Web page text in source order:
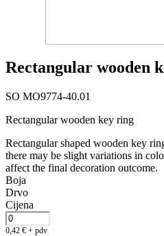
Rectangular wooden
SO MO9774-40.01
Rectangular wooden key ring
Rectangular shaped wooden key
there may be slight variations in
affect the final decoration outcome.
Boja
Drvo
Cijena
0,42 € + pdv